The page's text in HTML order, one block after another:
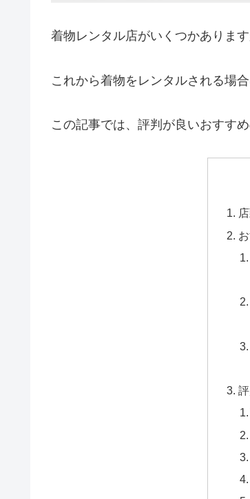
着物レンタル店がいくつかありま
これから着物をレンタルされる場合
この記事では、評判が良いおすす